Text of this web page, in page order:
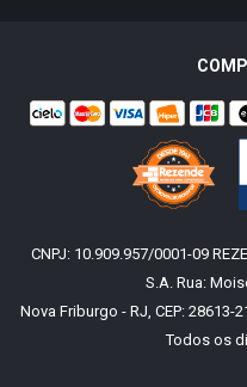
CNPJ: 10.909.957/0001-09
S.A. Rua:
Nova Friburgo - RJ, CEP:
Todos os